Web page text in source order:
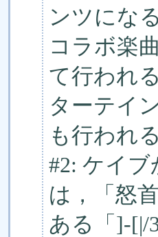
ンツにな
コラボ楽
て行われ
ターテイ
も行われる
#2: ケイ
は，「怒
ある「]-[|/